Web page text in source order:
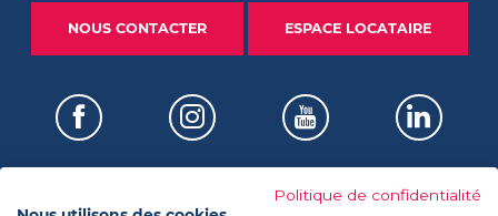
NOUS CONTACTER ESPACE LOCATAIRE
Politique de confidentialité